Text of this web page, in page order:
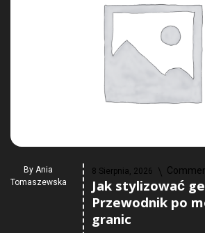
By Ania
Tomaszewska
8 Sierpnia, 2026
Jak stylizować
Przewodnik po
granic